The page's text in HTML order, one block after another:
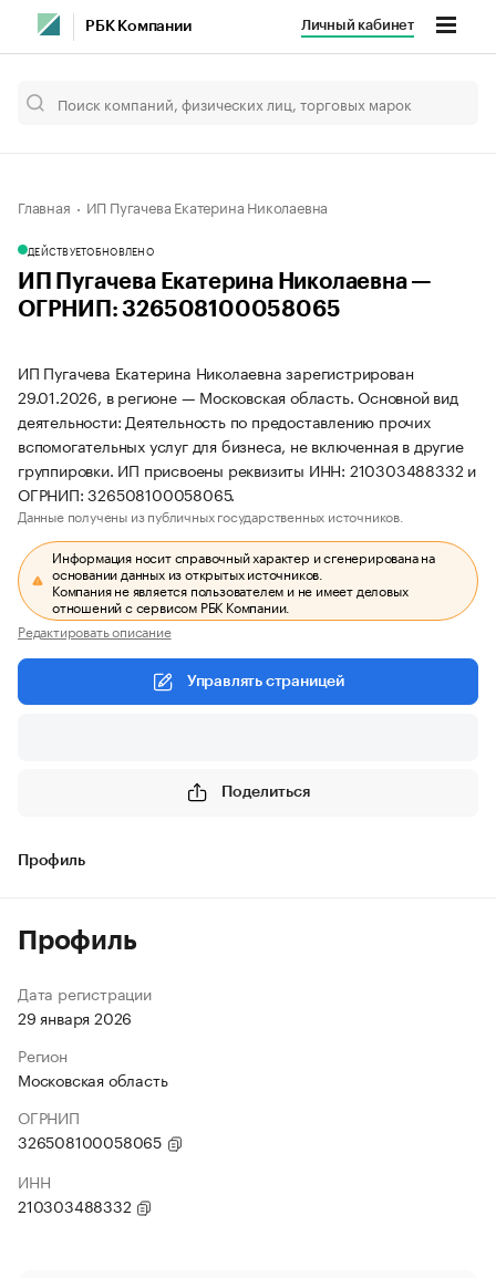
РБК Компании Личный кабинет
Главная ИП Пугачева Екатерина Николаевна
ДЕЙСТВУЕТОБНОВЛЕНО
ИП Пугачева Екатерина Николаевна —
ОГРНИП: 326508100058065
ИП Пугачева Екатерина Николаевна зарегистрирован
29.01.2026, в регионе — Московская область. Основной вид
деятельности: Деятельность по предоставлению прочих
вспомогательных услуг для бизнеса, не включенная в другие
группировки. ИП присвоены реквизиты ИНН: 210303488332 и
ОГРНИП: 326508100058065.
Данные получены из публичных государственных источников.
Информация носит справочный характер и сгенерирована на
основании данных из открытых источников.
Компания не является пользователем и не имеет деловых
отношений с сервисом РБК Компании.
Редактировать описание
Управлять страницей
Поделиться
Профиль
Профиль
Дата регистрации
29 января 2026
Регион
Московская область
ОГРНИП
326508100058065
ИНН
210303488332